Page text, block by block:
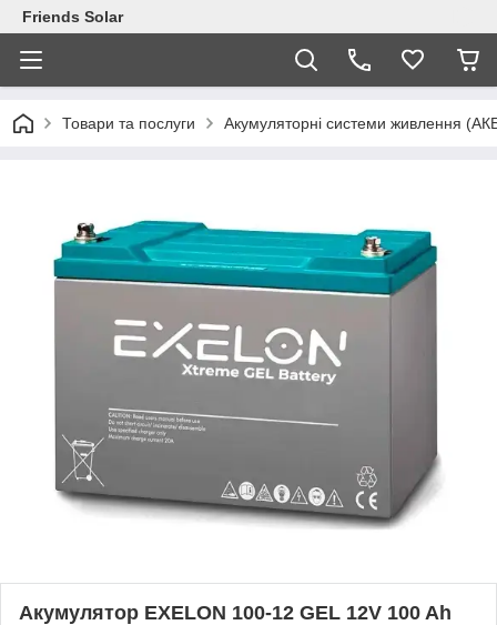
Friends Solar
Товари та послуги Акумуляторні системи живлення
Акумулятор EXELON 100-12 GEL 12V 100 Ah